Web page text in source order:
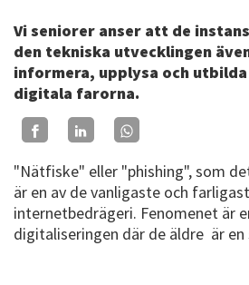
Vi seniorer anser att de
den tekniska utvecklingen
informera, upplysa och
digitala farorna.
"Nätfiske" eller "phishing", som
är en av de vanligaste och
internetbedrägeri. Fenomenet är
digitaliseringen där de äldre är